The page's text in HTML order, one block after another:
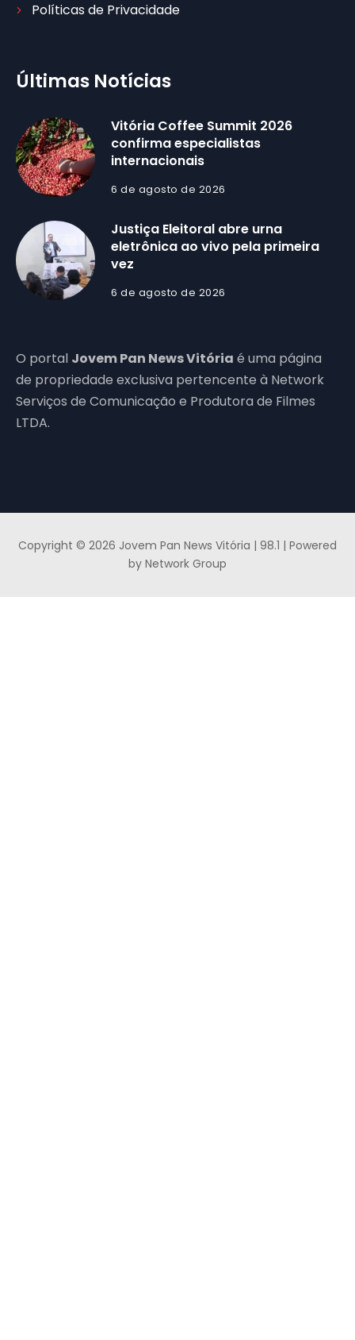
Políticas de Privacidade
Últimas Notícias
Vitória Coffee Summit 2026
confirma especialistas
internacionais
6 de agosto de 2026
Justiça Eleitoral abre urna
eletrônica ao vivo pela primeira
vez
6 de agosto de 2026
O portal Jovem Pan News Vitória é uma página
de propriedade exclusiva pertencente à Network
Serviços de Comunicação e Produtora de Filmes
LTDA.
Copyright © 2026 Jovem Pan News Vitória | 98.1 | Powered
by Network Group